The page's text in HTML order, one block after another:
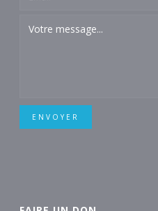
ENVOYER